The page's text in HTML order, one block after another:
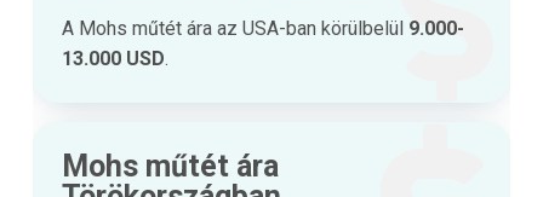
A Mohs műtét ára az USA-ban körülbelül 9.000-
13.000 USD.
Mohs műtét ára